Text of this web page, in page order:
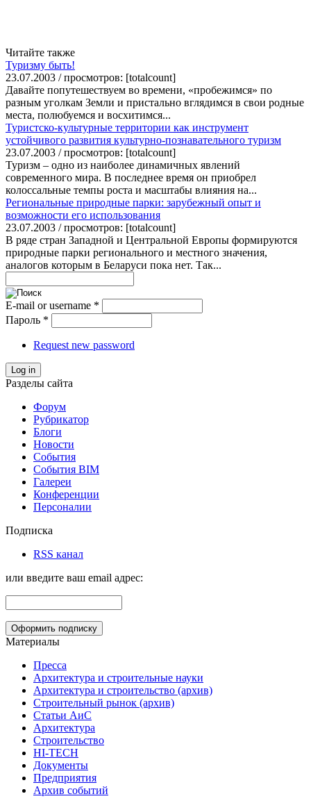
Читайте также
Туризму быть!
23.07.2003 / просмотров: [totalcount]
Давайте попутешествуем во времени, «пробежимся» по
разным уголкам Земли и пристально вглядимся в свои родные
места, полюбуемся и восхитимся...
Туристско-культурные территории как инструмент
устойчивого развития культурно-познавательного туризм
23.07.2003 / просмотров: [totalcount]
Туризм – одно из наиболее динамичных явлений
современного мира. В последнее время он приобрел
колоссальные темпы роста и масштабы влияния на...
Региональные природные парки: зарубежный опыт и
возможности его использования
23.07.2003 / просмотров: [totalcount]
В ряде стран Западной и Центральной Европы формируются
природные парки регионального и местного значения,
аналогов которым в Беларуси пока нет. Так...
E-mail or username *
Пароль *
Request new password
Log in
Разделы сайта
Форум
Рубрикатор
Блоги
Новости
События
События BIM
Галереи
Конференции
Персоналии
Подписка
RSS канал
или введите ваш email адрес:
Материалы
Пресса
Архитектура и строительные науки
Архитектура и строительство (архив)
Строительный рынок (архив)
Статьи АиС
Архитектура
Строительство
HI-TECH
Документы
Предприятия
Архив событий